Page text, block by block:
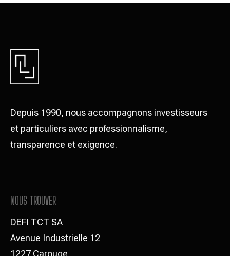
Depuis 1990, nous accompagnons investisseurs
et particuliers avec professionnalisme,
transparence et exigence.
NOUS TROUVER
DEFI TCT SA
Avenue Industrielle 12
1227 Carouge